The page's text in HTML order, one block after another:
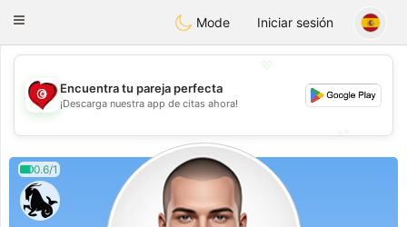
Tunisia Dating
Toggle
Mode Iniciar sesión
💖
💕
Encuentra tu pareja perfecta
¡Descarga nuestra app de citas ahora!
0.6/1